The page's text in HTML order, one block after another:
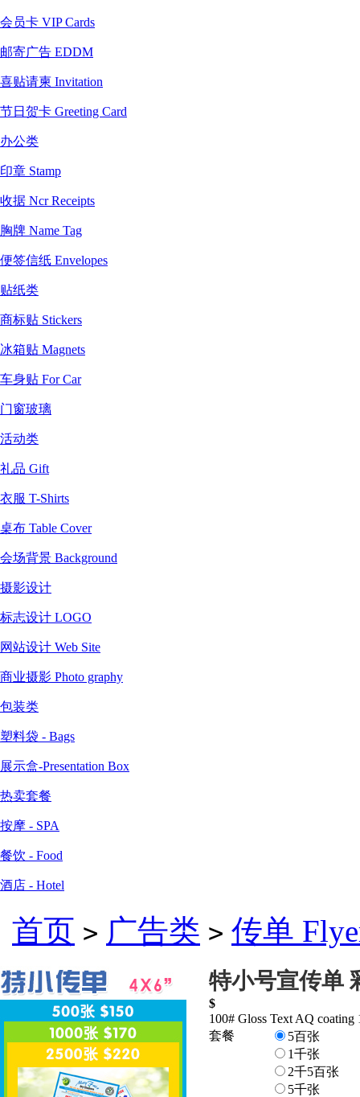
会员卡 VIP Cards
邮寄广告 EDDM
喜贴请柬 Invitation
节日贺卡 Greeting Card
办公类
印章 Stamp
收据 Ncr Receipts
胸牌 Name Tag
便签信纸 Envelopes
贴纸类
商标贴 Stickers
冰箱贴 Magnets
车身贴 For Car
门窗玻璃
活动类
礼品 Gift
衣服 T-Shirts
桌布 Table Cover
会场背景 Background
摄影设计
标志设计 LOGO
网站设计 Web Site
商业摄影 Photo graphy
包装类
塑料袋 - Bags
展示盒-Presentation Box
热卖套餐
按摩 - SPA
餐饮 - Food
酒店 - Hotel
首页 > 广告类 > 传单
特小号宣传单
$
100# Gloss Text AQ coating
套餐
5百张
1千张
2千5百张
5千张